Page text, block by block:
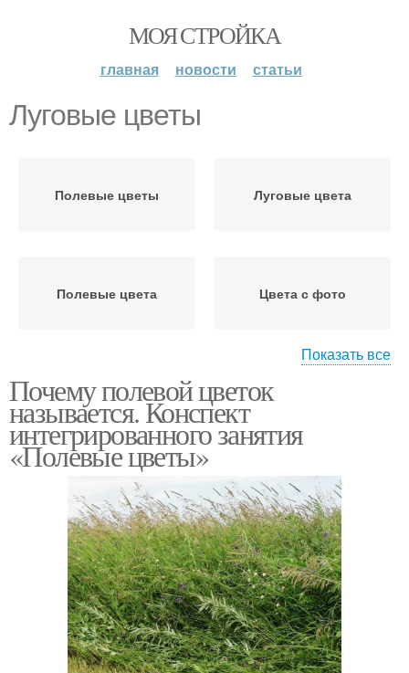
МОЯ СТРОЙКА
главная новости статьи
Луговые цветы
Полевые цветы Луговые цвета
Полевые цвета Цвета с фото
Луговые растения Желтые цветы
Цвета на полях Луговые травы
Показать все
Почему полевой цветок
называется. Конспект
интегрированного занятия
«Полевые цветы»